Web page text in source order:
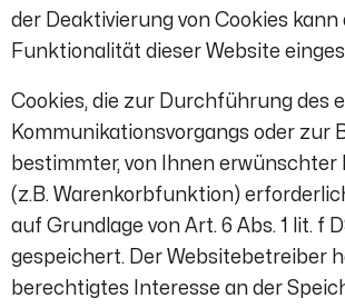
der Deaktivierung von Cookies kann
Funktionalität dieser Website
Cookies, die zur Durchführung des
Kommunikationsvorgangs oder zur
bestimmter, von Ihnen
(z.B. Warenkorbfunktion)
auf Grundlage von Art. 6 Abs. 1 lit. f
gespeichert. Der Websitebetreiber
berechtigtes Interesse an der